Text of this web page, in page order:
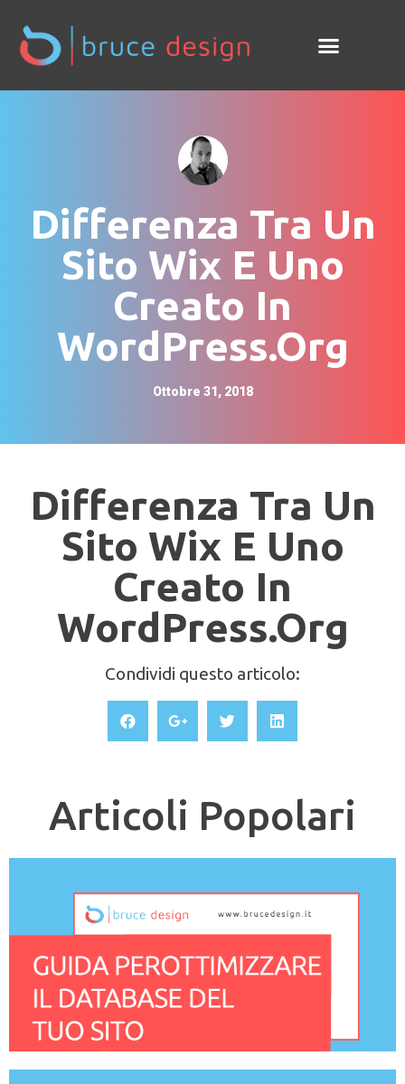
Differenza Tra Un
Sito Wix E Uno
Creato In
WordPress.org
Ottobre 31, 2018
Differenza Tra Un
Sito Wix E Uno
Creato In
WordPress.org
Condividi questo articolo:
Articoli Popolari